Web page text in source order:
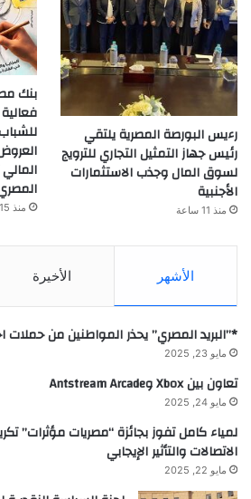
رءيس البورصة المصرية يلتقي
رئيس جهاز التمثيل التجاري للترويج
لسوق المال وجذب الاستثمارات
الأجنبية
منذ 11 ساعة
بنك
منذ 15 ساعة
الأشهر الأخيرة
*”البريد المصري” يحذر المواطنين من حملات
مايو 23, 2025
تعاون بين Xbox وAntstream Arcade
مايو 24, 2025
لمياء كامل تفوز بجائزة “مصريات مؤثرات”
الاتصالات والتأثير الإيجابي
مايو 22, 2025